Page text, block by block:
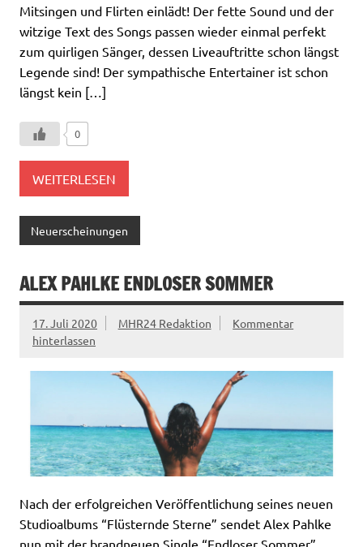
Mitsingen und Flirten einlädt! Der fette Sound und der
witzige Text des Songs passen wieder einmal perfekt
zum quirligen Sänger, dessen Liveauftritte schon längst
Legende sind! Der sympathische Entertainer ist schon
längst kein […]
0
WEITERLESEN
Neuerscheinungen
ALEX PAHLKE ENDLOSER SOMMER
17. Juli 2020 MHR24 Redaktion
Kommentar
hinterlassen
Nach der erfolgreichen Veröffentlichung seines neuen
Studioalbums “Flüsternde Sterne” sendet Alex Pahlke
nun mit der brandneuen Single “Endloser Sommer”